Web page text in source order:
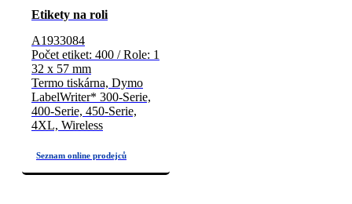
Etikety na roli
A1933084
Počet etiket: 400 / Role: 1
32 x 57 mm
Termo tiskárna, Dymo
LabelWriter* 300-Serie,
400-Serie, 450-Serie,
4XL, Wireless